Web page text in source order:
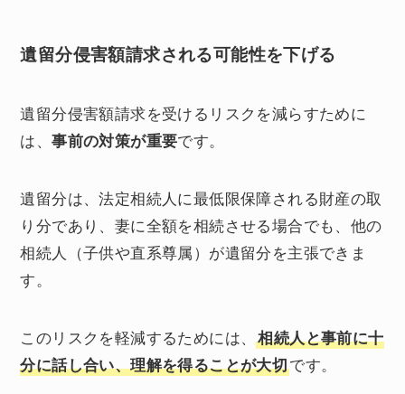
遺留分侵害額請求される可能性を下げる
遺留分侵害額請求を受けるリスクを減らすために
は、事前の対策が重要です。
遺留分は、法定相続人に最低限保障される財産の取
り分であり、妻に全額を相続させる場合でも、他の
相続人（子供や直系尊属）が遺留分を主張できま
す。
このリスクを軽減するためには、相続人と事前に十
分に話し合い、理解を得ることが大切です。